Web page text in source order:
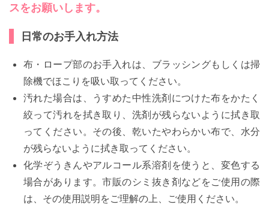
スをお願いします。
日常のお手入れ方法
布・ロープ部のお手入れは、ブラッシングもしくは掃
除機でほこりを吸い取ってください。
汚れた場合は、うすめた中性洗剤につけた布をかたく
絞って汚れを拭き取り、洗剤が残らないように拭き取
ってください。その後、乾いたやわらかい布で、水分
が残らないように拭き取ってください。
化学ぞうきんやアルコール系溶剤を使うと、変色する
場合があります。市販のシミ抜き剤などをご使用の際
は、その使用説明をご理解の上、ご使用ください。